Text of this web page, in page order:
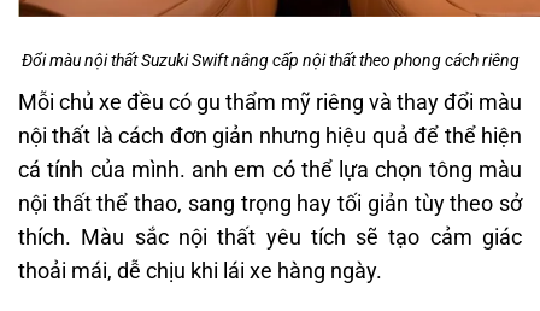
Đổi màu nội thất Suzuki Swift nâng cấp nội thất theo phong cách riêng
Mỗi chủ xe đều có gu thẩm mỹ riêng và thay đổi màu
nội thất là cách đơn giản nhưng hiệu quả để thể hiện
cá tính của mình. anh em có thể lựa chọn tông màu
nội thất thể thao, sang trọng hay tối giản tùy theo sở
thích. Màu sắc nội thất yêu tích sẽ tạo cảm giác
thoải mái, dễ chịu khi lái xe hàng ngày.